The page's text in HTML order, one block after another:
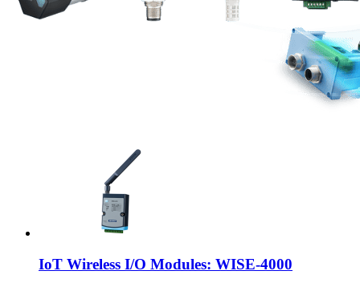
IoT Wireless I/O Modules: WISE-4000